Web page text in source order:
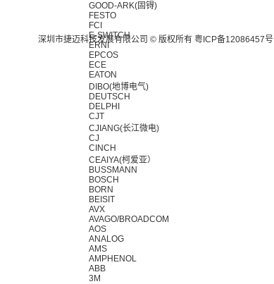
GOOD-ARK(固锝)
FESTO
FCI
E-SWITCH
ERNI
EPCOS
ECE
EATON
DIBO(地博电气)
DEUTSCH
DELPHI
CJT
CJIANG(长江微电)
CJ
CINCH
CEAIYA(柯爱亚）
BUSSMANN
BOSCH
BORN
BEISIT
AVX
AVAGO/BROADCOM
AOS
ANALOG
AMS
AMPHENOL
ABB
3M
深圳市捷迈科技发展有限公司 © 版权所有 粤ICP备12086457号